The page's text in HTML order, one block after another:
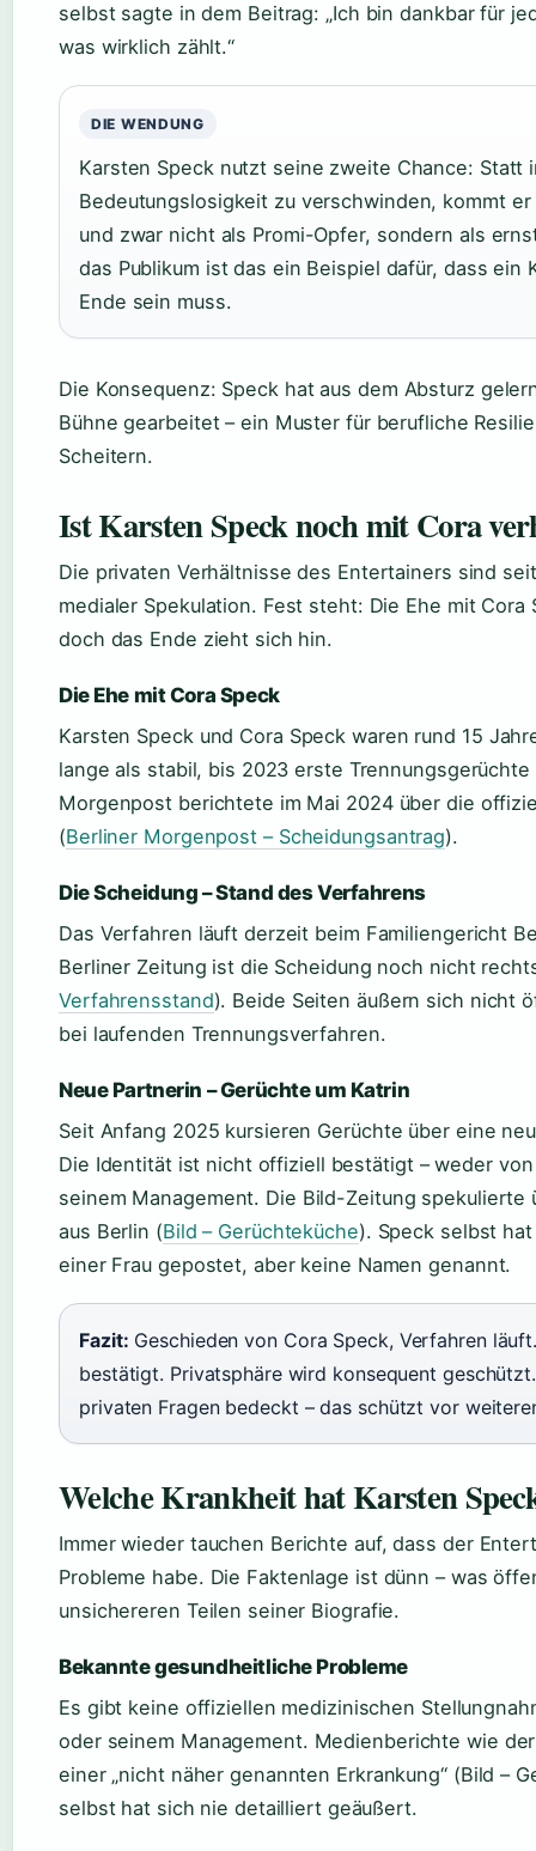
selbst sagte in dem Beitrag: „Ich bin dankbar für
was wirklich zählt.“
DIE WENDUNG
Karsten Speck nutzt seine zweite Chance: Statt
Bedeutungslosigkeit zu verschwinden, kommt er
und zwar nicht als Promi-Opfer, sondern als
das Publikum ist das ein Beispiel dafür, dass ein
Ende sein muss.
Die Konsequenz: Speck hat aus dem Absturz
Bühne gearbeitet – ein Muster für berufliche
Scheitern.
Ist Karsten Speck noch mit Cora
Die privaten Verhältnisse des Entertainers sind
medialer Spekulation. Fest steht: Die Ehe mit Cora
doch das Ende zieht sich hin.
Die Ehe mit Cora Speck
Karsten Speck und Cora Speck waren rund 15
lange als stabil, bis 2023 erste
Morgenpost berichtete im Mai 2024 über die
(Berliner Morgenpost – Scheidungsantrag).
Die Scheidung – Stand des Verfahrens
Das Verfahren läuft derzeit beim Familiengericht
Berliner Zeitung ist die Scheidung noch nicht
Verfahrensstand). Beide Seiten äußern sich nicht
bei laufenden Trennungsverfahren.
Neue Partnerin – Gerüchte um Katrin
Seit Anfang 2025 kursieren Gerüchte über eine
Die Identität ist nicht offiziell bestätigt – weder
seinem Management. Die Bild-Zeitung spekulierte
aus Berlin (Bild – Gerüchteküche). Speck selbst
einer Frau gepostet, aber keine Namen genannt.
Fazit: Geschieden von Cora Speck, Verfahren
bestätigt. Privatsphäre wird konsequent
privaten Fragen bedeckt – das schützt vor
Welche Krankheit hat Karsten
Immer wieder tauchen Berichte auf, dass der
Probleme habe. Die Faktenlage ist dünn – was
unsichereren Teilen seiner Biografie.
Bekannte gesundheitliche Probleme
Es gibt keine offiziellen medizinischen
oder seinem Management. Medienberichte wie
einer „nicht näher genannten Erkrankung“ (Bild –
selbst hat sich nie detailliert geäußert.